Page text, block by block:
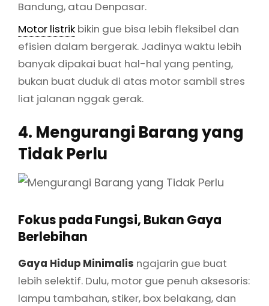
Bandung, atau Denpasar.
Motor listrik bikin gue bisa lebih fleksibel dan
efisien dalam bergerak. Jadinya waktu lebih
banyak dipakai buat hal-hal yang penting,
bukan buat duduk di atas motor sambil stres
liat jalanan nggak gerak.
4. Mengurangi Barang yang
Tidak Perlu
Fokus pada Fungsi, Bukan Gaya
Berlebihan
Gaya Hidup Minimalis ngajarin gue buat
lebih selektif. Dulu, motor gue penuh aksesoris:
lampu tambahan, stiker, box belakang, dan